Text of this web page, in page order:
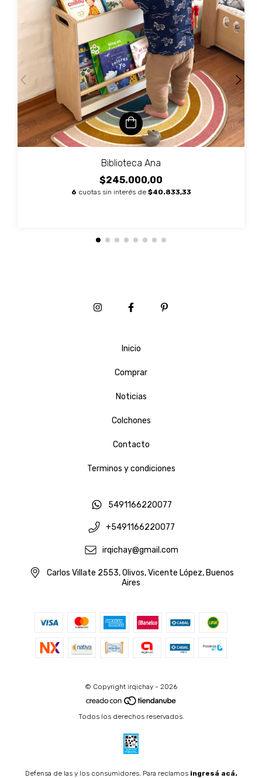
Biblioteca Ana
$245.000,00
6 cuotas sin interés de $40.833,33
Inicio
Comprar
Noticias
Colchones
Contacto
Terminos y condiciones
5491166220077
+5491166220077
irqichay@gmail.com
Carlos Villate 2553, Olivos, Vicente López, Buenos
Aires
© Copyright irqichay - 2026
Todos los derechos reservados.
Defensa de las y los consumidores. Para reclamos ingresá acá.